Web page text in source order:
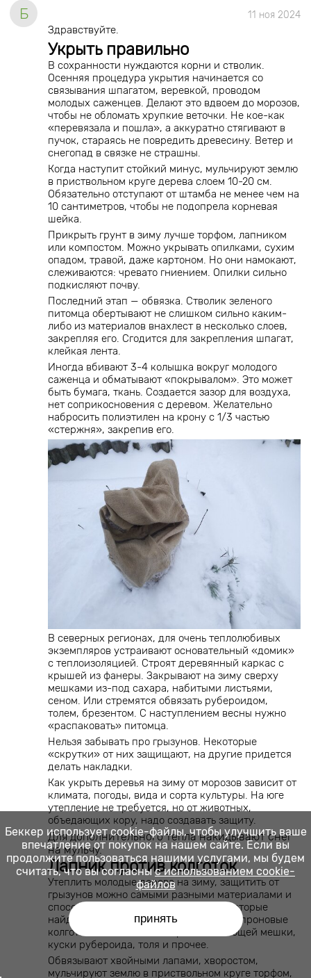
Б 11 ноя 2024
Здравствуйте.
Укрыть правильно
В сохранности нуждаются корни и стволик.
Осенняя процедура укрытия начинается со
связывания шпагатом, веревкой, проводом
молодых саженцев. Делают это вдвоем до морозов,
чтобы не обломать хрупкие веточки. Не кое-как
«перевязала и пошла», а аккуратно стягивают в
пучок, стараясь не повредить древесину. Ветер и
снегопад в связке не страшны.
Когда наступит стойкий минус, мульчируют землю
в приствольном круге дерева слоем 10-20 см.
Обязательно отступают от штамба не менее чем на
10 сантиметров, чтобы не подопрела корневая
шейка.
Прикрыть грунт в зиму лучше торфом, лапником
или компостом. Можно укрывать опилками, сухим
опадом, травой, даже картоном. Но они намокают,
слеживаются: чревато гниением. Опилки сильно
подкисляют почву.
Последний этап — обвязка. Стволик зеленого
питомца обертывают не слишком сильно каким-
либо из материалов внахлест в несколько слоев,
закрепляя его. Сгодится для закрепления шпагат,
клейкая лента.
Иногда вбивают 3-4 колышка вокруг молодого
саженца и обматывают «покрывалом». Это может
быть бумага, ткань. Создается зазор для воздуха,
нет соприкосновения с деревом. Желательно
набросить полиэтилен на крону с 1/3 частью
«стержня», закрепив его.
В северных регионах, для очень теплолюбивых
экземпляров устраивают основательный «домик»
с теплоизоляцией. Строят деревянный каркас с
крышей из фанеры. Закрывают на зиму сверху
мешками из-под сахара, набитыми листьями,
сеном. Или стремятся обвязать рубероидом,
толем, брезентом. С наступлением весны нужно
«распаковать» питомца.
Нельзя забывать про грызунов. Некоторые
«скрутки» от них защищают, на другие придется
делать накладки.
Как укрыть деревья на зиму от морозов зависит от
климата, погоды, вида и сорта культуры. На юге
утепление не требуется, но от животных,
объедающих кору, надо создавать защиту.
Для дополнительного тепла накидывают снег
на мульчу.
Лапник против колготок
Утеплить молодые дерева на зиму, защитить от
грызунов можно самыми разными материалами и
способами. Используют подручные, которые
найдутся на любой даче. В ход идут капроновые
колготки, оставшиеся от хранения овощей мешки,
куски рубероида, толя и прочее.
Обвязывают хвойными лапами, хворостом,
мульчируют землю в приствольном круге торфом,
Беккер использует cookie-файлы, чтобы улучшить ваше
впечатление от покупок на нашем сайте. Если вы
продолжите пользоваться нашими услугами, мы будем
считать, что вы согласны с использованием cookie-
файлов
принять